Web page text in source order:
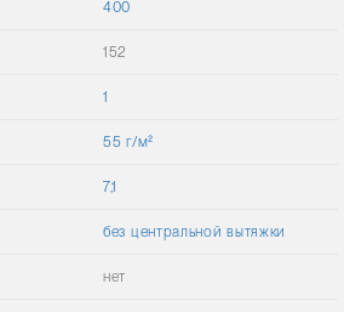
400
152
1
55 г/м²
7,1
без центральной вытяжки
нет